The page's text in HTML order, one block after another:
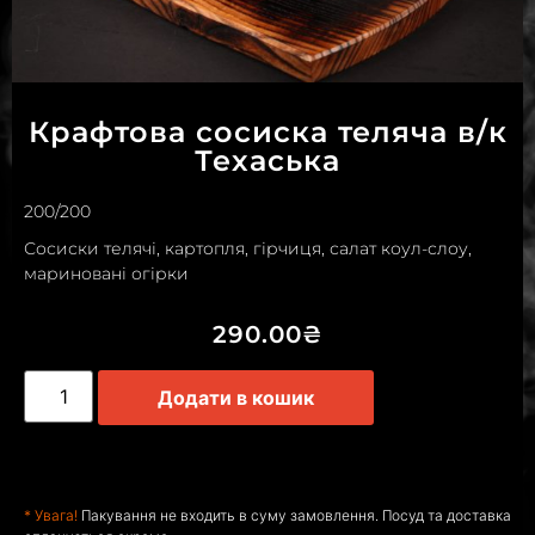
Крафтова сосиска теляча в/к
Техаська
200/200
Сосиски телячі, картопля, гірчиця, салат коул-слоу,
мариновані огірки
290.00₴
Додати в кошик
* Увага! Пакування не входить в суму замовлення. Посуд та доставка